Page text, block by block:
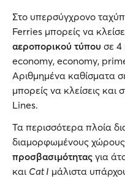
Στο υπερσύγχρονο
Ferries μπορείς να
αεροπορικού τύπου σε 4
economy, economy,
Αριθμημένα καθίσματα
μπορείς να κλείσεις και
Lines.
Τα περισσότερα πλοία
διαμορφωμένους χώρους
προσβασιμότητας για
και Cat I μάλιστα